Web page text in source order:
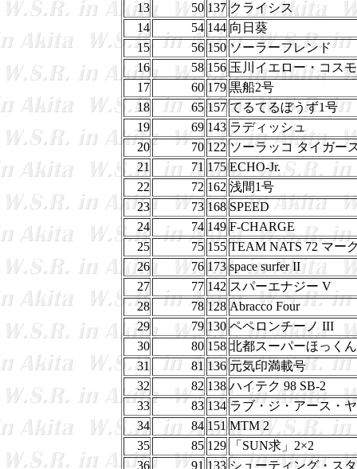
13
50 137 クライシス
14
54 144 向日葵
15
56 150 ソーラーフレンド
16
58 156 玉川イエロー・コス
17
60 179 黒船2号
18
65 157 てるてるぼうず1号
19
69 143 ラディッシュ
20
70 122 ソーラッコ タイガー
21
71 175 ECHO-Jr.
22
72 162 浅間1号
23
73 168 SPEED
24
74 149 F-CHARGE
25
75 155 TEAM NATS 72 マー
26
76 173 space surfer II
27
77 142 スパーエナジー V
28
78 128 Abracco Four
29
79 130 ペペロンチーノ III
30
80 158 北都スーパーほっく
31
81 136 元気印満載号
32
82 138 ハイテク 98 SB-2
33
83 134 ラブ・ジ・アース・
34
84 151 MTM 2
35
85 129
「SUN求」2×2
36
91 133 シューティング・ス